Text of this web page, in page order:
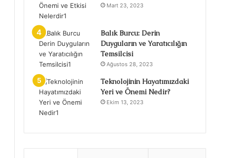
Mart 23, 2023
Balık Burcu: Derin
Duyguların ve Yaratıcılığın
Temsilcisi
Ağustos 28, 2023
Teknolojinin Hayatımızdaki
Yeri ve Önemi Nedir?
Ekim 13, 2023